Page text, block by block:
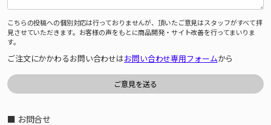
こちらの投稿への個別対応は行っておりませんが、頂いたご意見はスタッフがすべて拝
見させていただきます。お客様の声をもとに商品開発・サイト改善を行ってまいりま
す。
ご注文にかかわるお問い合わせはお問い合わせ専用フォームから
■ お問合せ